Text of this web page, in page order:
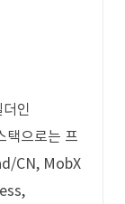
인
택으로는 프
CN, MobX